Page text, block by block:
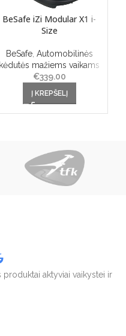
BeSafe iZi Modular X1 i-
Size
BeSafe, Automobilinės
kėdutės mažiems vaikams
€339.00
Į KREPŠELĮ
aktyviai vaikystei ir